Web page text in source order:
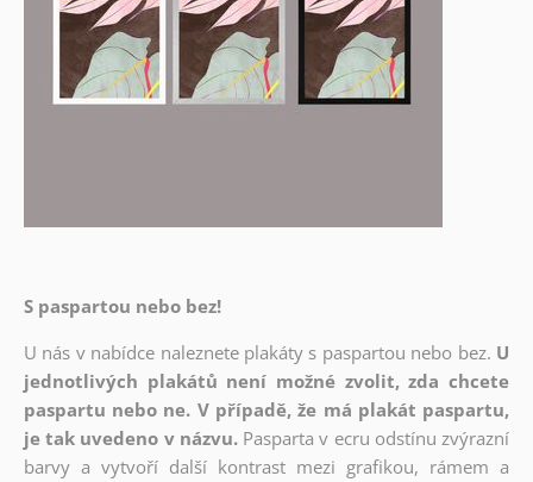
S paspartou nebo bez!
U nás v nabídce naleznete plakáty s paspartou nebo bez. U
jednotlivých plakátů není možné zvolit, zda chcete
paspartu nebo ne. V případě, že má plakát paspartu,
je tak uvedeno v názvu. Pasparta v ecru odstínu zvýrazní
barvy a vytvoří další kontrast mezi grafikou, rámem a